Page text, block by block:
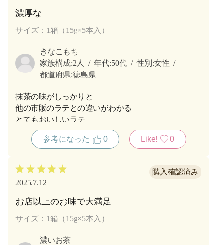
濃厚な
サイズ：1箱（15g×5本入）
きなこもち
家族構成:2人 年代:50代 性別:女性
都道府県:徳島県
抹茶の味がしっかりと
他の市販のラテとの違いがわかる
とてもおいしいラテ
参考になった 0 Like! 0
2025.7.12
お店以上のお味で大満足
サイズ：1箱（15g×5本入）
濃いお茶